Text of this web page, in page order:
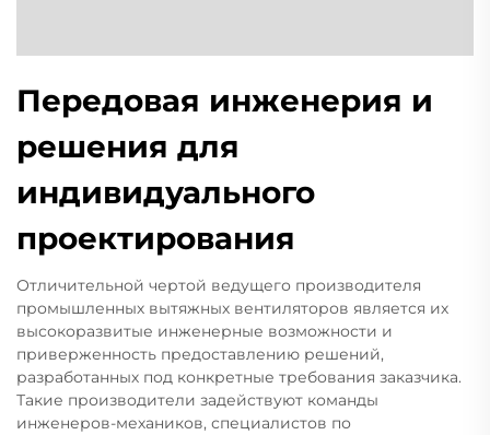
Передовая инженерия и
решения для
индивидуального
проектирования
Отличительной чертой ведущего производителя
промышленных вытяжных вентиляторов является их
высокоразвитые инженерные возможности и
приверженность предоставлению решений,
разработанных под конкретные требования заказчика.
Такие производители задействуют команды
инженеров-механиков, специалистов по